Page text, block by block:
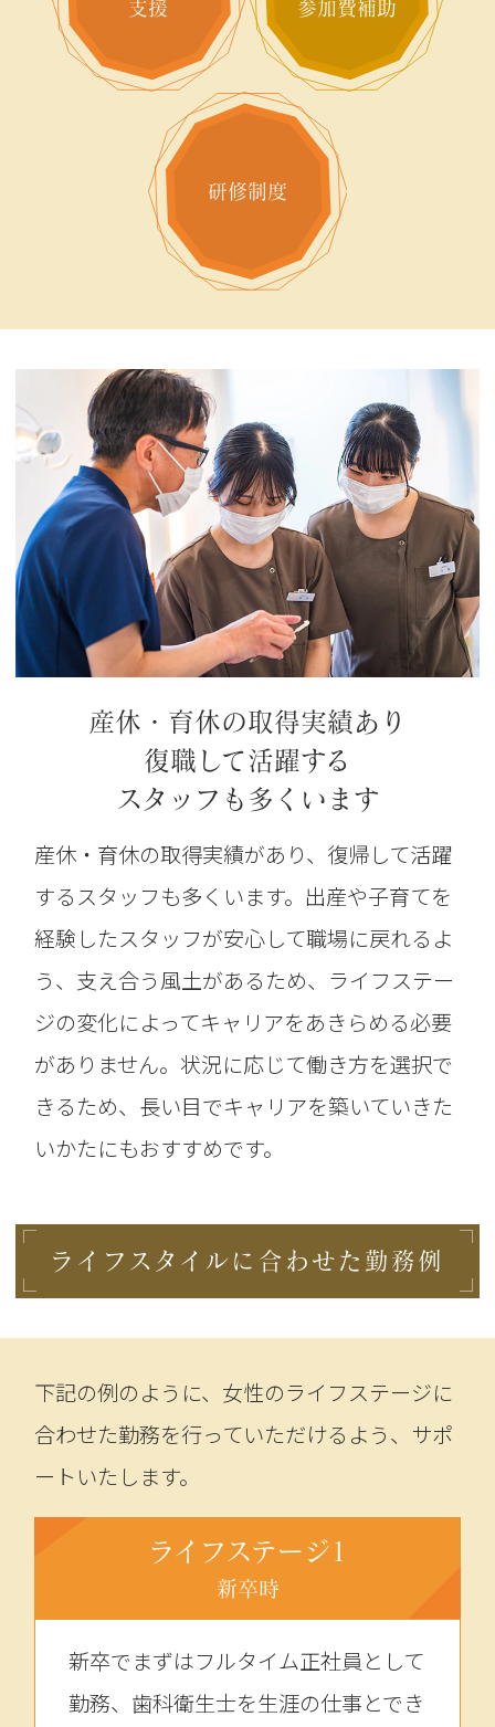
支援 参加費補助
研修制度
産休・育休の取得実績あり
復職して活躍する
スタッフも多くいます
産休・育休の取得実績があり、復帰して活躍
するスタッフも多くいます。出産や子育てを
経験したスタッフが安心して職場に戻れるよ
う、支え合う風土があるため、ライフステー
ジの変化によってキャリアをあきらめる必要
がありません。状況に応じて働き方を選択で
きるため、長い目でキャリアを築いていきた
いかたにもおすすめです。
ライフスタイルに合わせた勤務例
下記の例のように、女性のライフステージに
合わせた勤務を行っていただけるよう、サポ
ートいたします。
ライフステージ1
新卒時
新卒でまずはフルタイム正社員として
勤務、歯科衛生士を生涯の仕事とでき